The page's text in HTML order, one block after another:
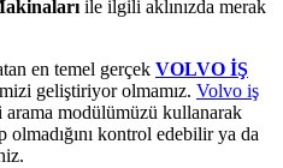
ile ilgili aklınızda merak
en temel gerçek VOLVO İŞ
geliştiriyor olmamız. Volvo iş
modülümüzü kullanarak
kontrol edebilir ya da